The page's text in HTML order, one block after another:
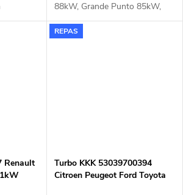
88kW, Grande Punto 85kW,
Opel Astra 74kW 88kW,
Signum 74kW 88kW, Vectra
Renault
REPAS
Turbo KKK 53039700394
Citroen Peugeot Ford Toyota